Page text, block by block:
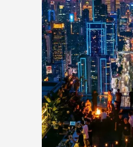
Avatar Video
AI-video
Foto: